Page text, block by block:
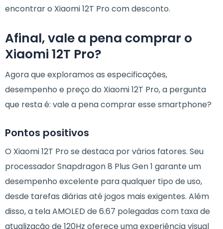
encontrar o Xiaomi 12T Pro com desconto.
Afinal, vale a pena comprar o
Xiaomi 12T Pro?
Agora que exploramos as especificações,
desempenho e preço do Xiaomi 12T Pro, a pergunta
que resta é: vale a pena comprar esse smartphone?
Pontos positivos
O Xiaomi 12T Pro se destaca por vários fatores. Seu
processador Snapdragon 8 Plus Gen 1 garante um
desempenho excelente para qualquer tipo de uso,
desde tarefas diárias até jogos mais exigentes. Além
disso, a tela AMOLED de 6.67 polegadas com taxa de
atualização de 120Hz oferece uma experiência visual